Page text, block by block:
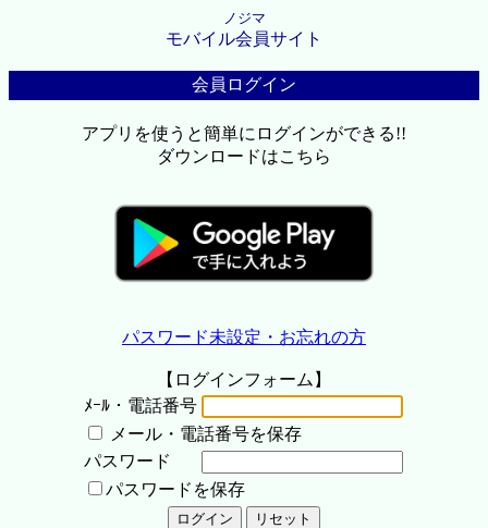
ノジマ
モバイル会員サイト
会員ログイン
アプリを使うと簡単にログインができる!!
ダウンロードはこちら
パスワード未設定・お忘れの方
【ログインフォーム】
ﾒｰﾙ・電話番号
メール・電話番号を保存
パスワード
パスワードを保存